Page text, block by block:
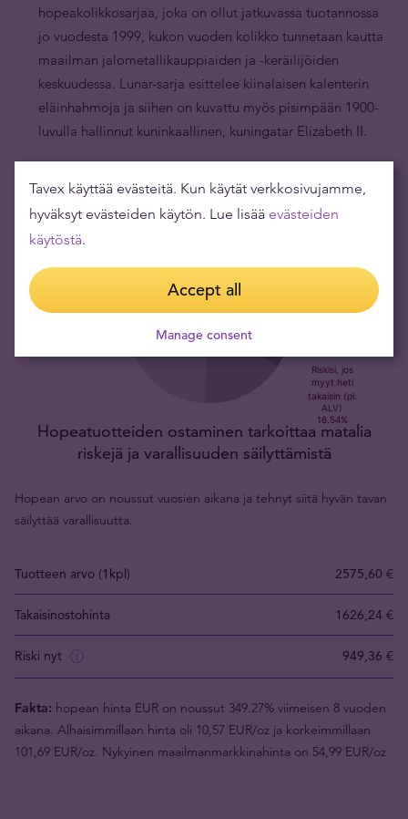
hopeakolikkosarjaa, joka on ollut jatkuvassa tuotannossa
jo vuodesta 1999, kukon vuoden kolikko tunnetaan kautta
maailman jalometallikauppiaiden ja -keräilijöiden
keskuudessa. Lunar-sarja esittelee kiinalaisen kalenterin
eläinhahmoja ja siihen on kuvattu myös pisimpään 1900-
luvulla hallinnut kuninkaallinen, kuningatar Elizabeth II.
Hopeatuotteiden ostaminen tarkoittaa matalia
riskejä ja varallisuuden säilyttämistä
Hopean arvo on noussut vuosien aikana ja tehnyt siitä hyvän tavan
säilyttää varallisuutta.
Tuotteen arvo (1kpl) 2575,60 €
Takaisinostohinta 1626,24 €
Riski nyt 949,36 €
Fakta: hopean hinta EUR on noussut 349.27% viimeisen 8 vuoden
aikana. Alhaisimmillaan hinta oli 10,57 EUR/oz ja korkeimmillaan
101,69 EUR/oz. Nykyinen maailmanmarkkinahinta on 54,99 EUR/oz
Tavex käyttää evästeitä. Kun käytät verkkosivujamme,
hyväksyt evästeiden käytön. Lue lisää evästeiden
käytöstä.
Accept all
Manage consent